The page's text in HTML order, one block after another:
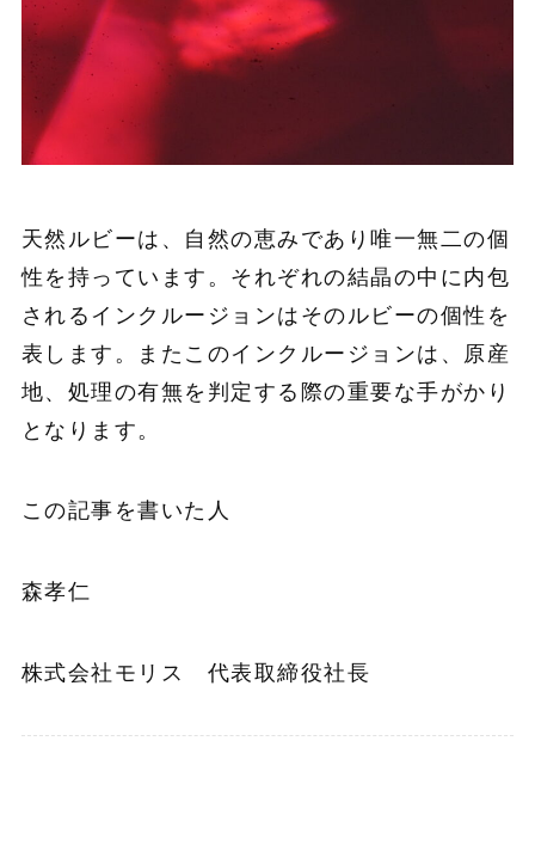
天然ルビーは、自然の恵みであり唯一無二の個
性を持っています。それぞれの結晶の中に内包
されるインクルージョンはそのルビーの個性を
表します。またこのインクルージョンは、原産
地、処理の有無を判定する際の重要な手がかり
となります。
この記事を書いた人
森孝仁
株式会社モリス 代表取締役社長